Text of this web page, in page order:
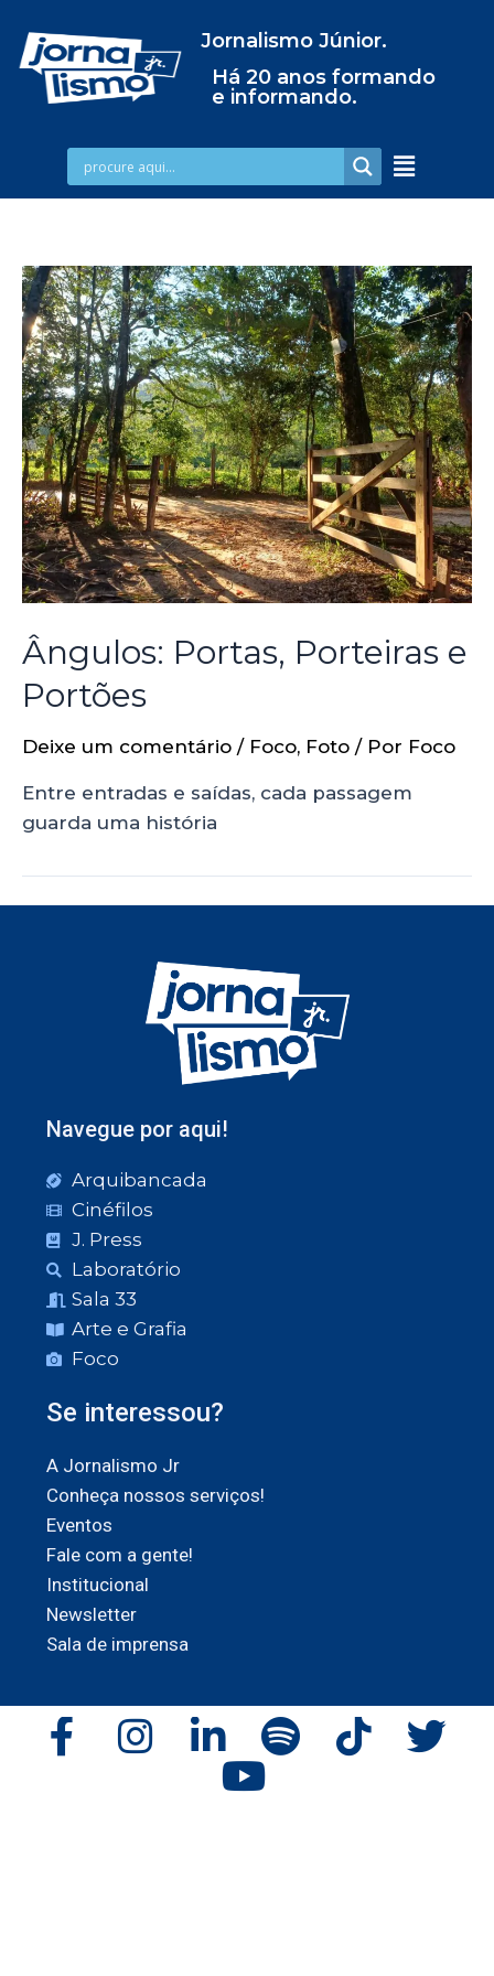
Jornalismo Júnior.
Há 20 anos formando
e informando.
Ângulos: Portas, Porteiras e
Portões
Deixe um comentário / Foco, Foto / Por Foco
Entre entradas e saídas, cada passagem
guarda uma história
Navegue por aqui!
Arquibancada
Cinéfilos
J. Press
Laboratório
Sala 33
Arte e Grafia
Foco
Se interessou?
A Jornalismo Jr
Conheça nossos serviços!
Eventos
Fale com a gente!
Institucional
Newsletter
Sala de imprensa